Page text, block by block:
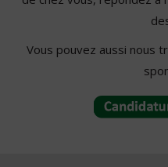
Vous pouvez aussi nous